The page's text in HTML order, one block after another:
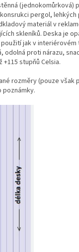
(jednokomůrková)
pergol,
materiál v
skleníků. Deska je
jak v interiérovém
proti nárazu,
stupňů Celsia.
rozměry (pouze však